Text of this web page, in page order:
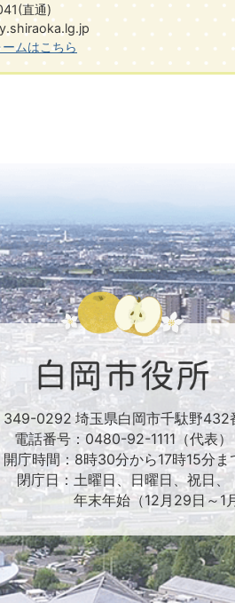
直通)
ムはこちら
349-0292 埼玉県白岡市千駄野432
電話番号：0480-92-1111（代表）
開庁時間：8時30分から17時15分ま
閉庁日：土曜日、日曜日、祝日、
年末年始（12月29日～1